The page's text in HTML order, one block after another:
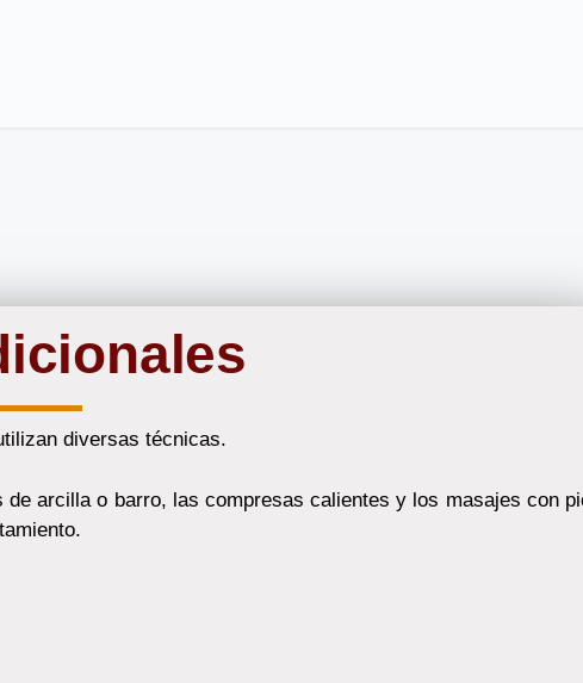
diversas técnicas.
arcilla o barro, las compresas calientes y los masajes con